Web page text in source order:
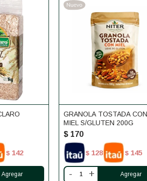
$ 142
GRANOLA TOSTADA CON
MIEL S/GLUTEN 200G
$ 170
$ 128 $ 145
- +